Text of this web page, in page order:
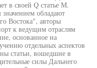
в своей Q статье М.
обладают
Востока", авторы
к ведущим отраслям
основанное на
отдельных аспектов
статьи, вошедшие в
силы Дальнего